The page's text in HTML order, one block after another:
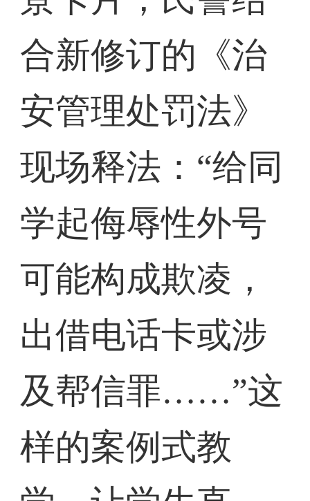
合新修订的《治
安管理处罚法》
现场释法：“给同
学起侮辱性外号
可能构成欺凌，
出借电话卡或涉
及帮信罪……”这
样的案例式教